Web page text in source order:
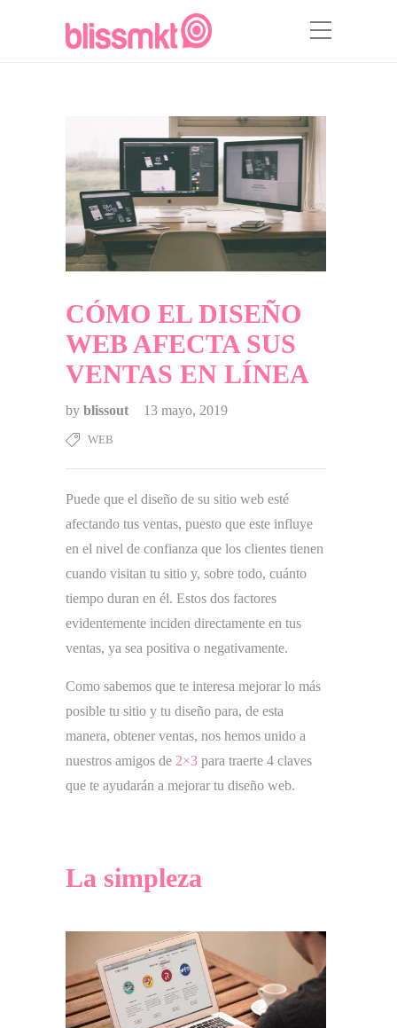
CÓMO EL DISEÑO
WEB AFECTA SUS
VENTAS EN LÍNEA
by blissout 13 mayo, 2019
WEB
Puede que el diseño de su sitio web esté
afectando tus ventas, puesto que este influye
en el nivel de confianza que los clientes tienen
cuando visitan tu sitio y, sobre todo, cuánto
tiempo duran en él. Estos dos factores
evidentemente inciden directamente en tus
ventas, ya sea positiva o negativamente.
Como sabemos que te interesa mejorar lo más
posible tu sitio y tu diseño para, de esta
manera, obtener ventas, nos hemos unido a
nuestros amigos de 2×3 para traerte 4 claves
que te ayudarán a mejorar tu diseño web.
La simpleza